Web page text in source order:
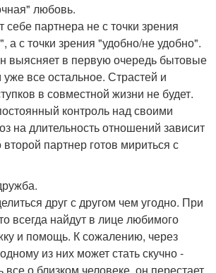
любовь.
партнера не с точки зрения
с точки зрения "удобно/не удобно".
выясняет в первую очередь бытовые
все остальное. Страстей и
в совместной жизни не будет.
контроль над своими
на длительность отношений зависит
второй партнер готов мириться с
друг с другом чем угодно. При
всегда найдут в лице любимого
и помощь. К сожалению, через
из них может стать скучно -